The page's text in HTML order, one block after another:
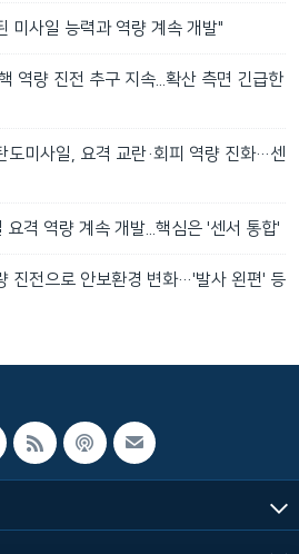
미사일 능력과 역량 계속 개발"
역량 진전 추구 지속...확산 측면 긴급한
도미사일, 요격 교란·회피 역량 진화…센
요격 역량 계속 개발...핵심은 '센서 통합'
진전으로 안보환경 변화…'발사 왼편' 등